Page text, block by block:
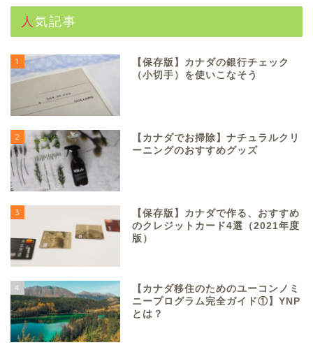
人気記事
1
【保存版】カナダの銀行チェック
（小切手）を使いこなそう
2
【カナダでお掃除】ナチュラルクリ
ーニングのおすすめグッズ
3
【保存版】カナダで作る、おすすめ
のクレジットカード4選（2021年度
版）
4
【カナダ移住のためのユーコンノミ
ニープログラム完全ガイド①】YNP
とは？